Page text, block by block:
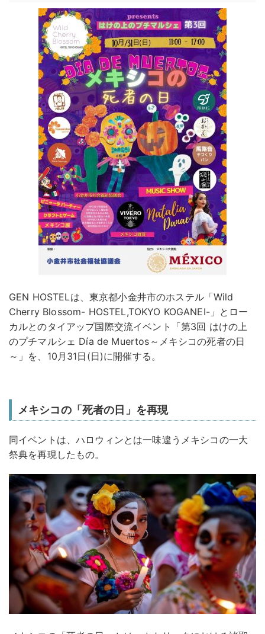
GEN HOSTELは、東京都小金井市のホステル「Wild
Cherry Blossom- HOSTEL,TOKYO KOGANEI-」とロー
カルとのタイアップ国際交流イベント「第3回 はけの上
のプチマルシェ Día de Muertos～メキシコの死者の日
～」を、10月31日(日)に開催する。
メキシコの「死者の日」を再現
同イベントは、ハロウィンとは一味違うメキシコの一大
祭典を再現したもの。